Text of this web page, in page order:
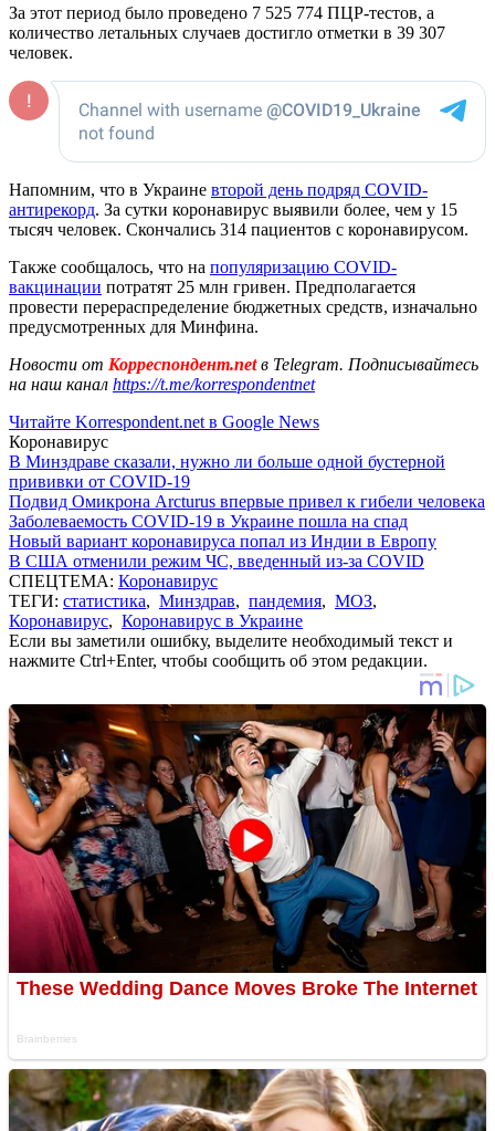
За этот период было проведено 7 525 774 ПЦР-тестов, а
количество летальных случаев достигло отметки в 39 307
человек.
Напомним, что в Украине второй день подряд COVID-
антирекорд. За сутки коронавирус выявили более, чем у 15
тысяч человек. Скончались 314 пациентов с коронавирусом.
Также сообщалось, что на популяризацию COVID-
вакцинации потратят 25 млн гривен. Предполагается
провести перераспределение бюджетных средств, изначально
предусмотренных для Минфина.
Новости от Корреспондент.netв Telegram. Подписывайтесь
на наш канал https://t.me/korrespondentnet
Читайте Korrespondent.net в Google News
Коронавирус
В Минздраве сказали, нужно ли больше одной бустерной
прививки от COVID-19
Подвид Омикрона Arcturus впервые привел к гибели человека
Заболеваемость COVID-19 в Украине пошла на спад
Новый вариант коронавируса попал из Индии в Европу
В США отменили режим ЧС, введенный из-за COVID
СПЕЦТЕМА: Коронавирус
ТЕГИ: статистика, Минздрав, пандемия, МОЗ,
Коронавирус, Коронавирус в Украине
Если вы заметили ошибку, выделите необходимый текст и
нажмите Ctrl+Enter, чтобы сообщить об этом редакции.